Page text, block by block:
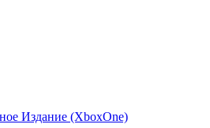
Издание (XboxOne)